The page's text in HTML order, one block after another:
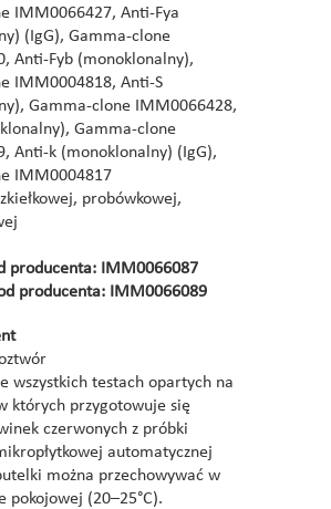
IMM0066427, Anti-Fya
(IgG), Gamma-clone
Anti-Fyb (monoklonalny),
IMM0004818, Anti-S
Gamma-clone IMM0066428,
Gamma-clone
Anti-k (monoklonalny) (IgG),
IMM0004817
probówkowej,
producenta: IMM0066087
producenta: IMM0066089
wszystkich testach opartych na
których przygotowuje się
czerwonych z próbki
automatycznej
można przechowywać w
pokojowej (20–25°C).